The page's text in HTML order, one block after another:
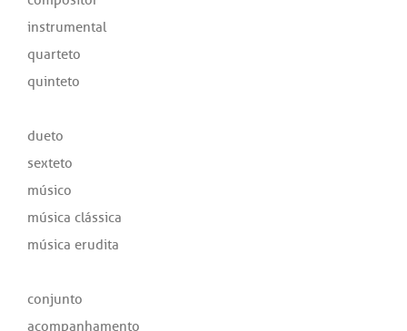
instrumental
quarteto
quinteto
dueto
sexteto
músico
música clássica
música erudita
conjunto
acompanhamento